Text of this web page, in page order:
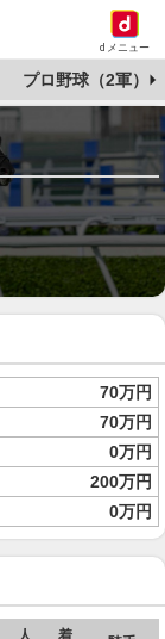
dメニュー
プロ野球（2軍）
70万円
70万円
0万円
200万円
0万円
人
着